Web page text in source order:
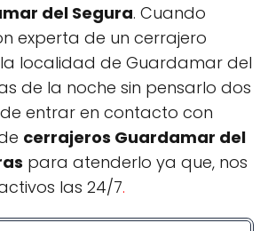
del Segura. Cuando
experta de un cerrajero
localidad de Guardamar del
de la noche sin pensarlo dos
entrar en contacto con
cerrajeros Guardamar del
para atenderlo ya que, nos
las 24/7.